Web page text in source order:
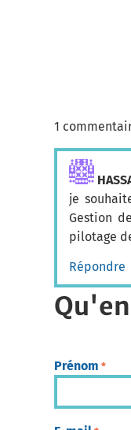
1
je
Gestion
pilotage
Répondre
Prénom *